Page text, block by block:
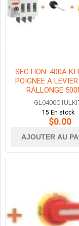
SECTION. 400A
POIGNEE A
RALLONGE
15 En stock
$0.00
AJOUTER AU
(1)
20HP
50HP